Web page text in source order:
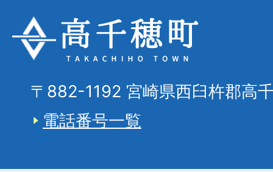
〒882-1192 宮崎県西臼杵郡高
電話番号一覧